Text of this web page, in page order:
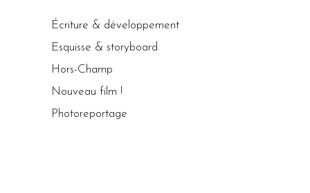
Écriture & développement
Esquisse & storyboard
Hors-Champ
Nouveau film !
Photoreportage